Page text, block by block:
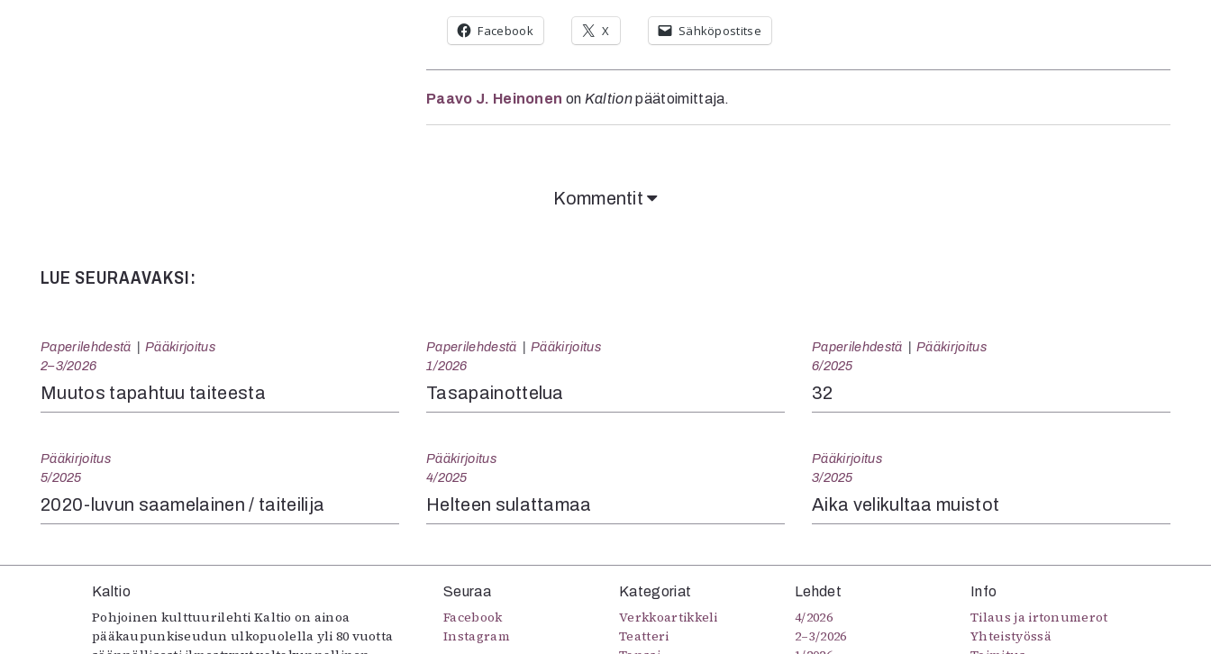
Facebook X Sähköpostitse
Paavo J. Heinonen on Kaltionpäätoimittaja.
Kommentit
LUE SEURAAVAKSI:
Paperilehdestä
Pääkirjoitus
2–3/2026
Muutos tapahtuu taiteesta
Paperilehdestä
Pääkirjoitus
1/2026
Tasapainottelua
Paperilehdestä
Pääkirjoitus
6/2025
32
Pääkirjoitus
5/2025
2020-luvun saamelainen / taiteilija
Pääkirjoitus
4/2025
Helteen sulattamaa
Pääkirjoitus
3/2025
Aika velikultaa muistot
Kaltio
Pohjoinen kulttuurilehti Kaltio on ainoa
pääkaupunkiseudun ulkopuolella yli 80 vuotta
Seuraa
Facebook
Instagram
Kategoriat
Verkkoartikkeli
Teatteri
Lehdet
4/2026
2–3/2026
Info
Tilaus ja irtonumerot
Yhteistyössä